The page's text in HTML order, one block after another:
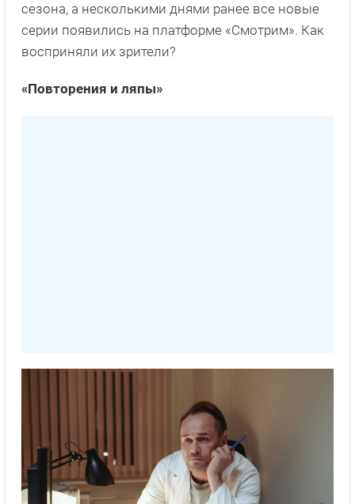
сезона, а несколькими днями ранее все новые
серии появились на платформе «Смотрим». Как
восприняли их зрители?
«Повторения и ляпы»